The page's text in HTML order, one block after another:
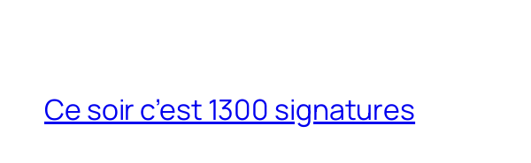
Ce soir c’est 1300 signatures